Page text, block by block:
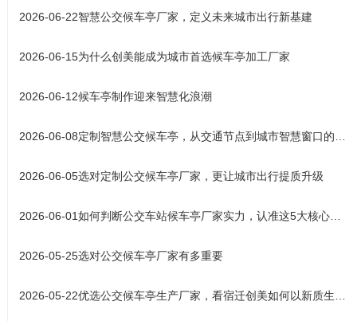
2026-06-22智慧公交候车亭厂家，定义未来城市出行新基建
2026-06-15为什么创美能成为城市首选候车亭加工厂家
2026-06-12候车亭制作迎来智慧化浪潮
2026-06-08定制智慧公交候车亭，从交通节点到城市智慧窗口的产业升级之路
2026-06-05选对定制公交候车亭厂家，更让城市出行提质升级
2026-06-01如何判断公交车站候车亭厂家实力，认准这5大核心标准
2026-05-25选对公交候车亭厂家有多重要
2026-05-22优选公交候车亭生产厂家，看宿迁创美如何以新质生产力铸就城市风